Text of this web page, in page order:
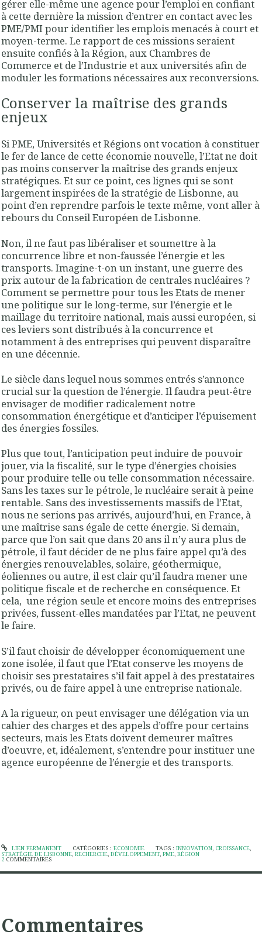
gérer elle-même une agence pour l’emploi en confiant
à cette dernière la mission d’entrer en contact avec les
PME/PMI pour identifier les emplois menacés à court et
moyen-terme. Le rapport de ces missions seraient
ensuite confiés à la Région, aux Chambres de
Commerce et de l’Industrie et aux universités afin de
moduler les formations nécessaires aux reconversions.
Conserver la maîtrise des grands
enjeux
Si PME, Universités et Régions ont vocation à constituer
le fer de lance de cette économie nouvelle, l’Etat ne doit
pas moins conserver la maîtrise des grands enjeux
stratégiques. Et sur ce point, ces lignes qui se sont
largement inspirées de la stratégie de Lisbonne, au
point d’en reprendre parfois le texte même, vont aller à
rebours du Conseil Européen de Lisbonne.
Non, il ne faut pas libéraliser et soumettre à la
concurrence libre et non-faussée l’énergie et les
transports. Imagine-t-on un instant, une guerre des
prix autour de la fabrication de centrales nucléaires ?
Comment se permettre pour tous les Etats de mener
une politique sur le long-terme, sur l’énergie et le
maillage du territoire national, mais aussi européen, si
ces leviers sont distribués à la concurrence et
notamment à des entreprises qui peuvent disparaître
en une décennie.
Le siècle dans lequel nous sommes entrés s’annonce
crucial sur la question de l’énergie. Il faudra peut-être
envisager de modifier radicalement notre
consommation énergétique et d’anticiper l’épuisement
des énergies fossiles.
Plus que tout, l’anticipation peut induire de pouvoir
jouer, via la fiscalité, sur le type d’énergies choisies
pour produire telle ou telle consommation nécessaire.
Sans les taxes sur le pétrole, le nucléaire serait à peine
rentable. Sans des investissements massifs de l’Etat,
nous ne serions pas arrivés, aujourd’hui, en France, à
une maîtrise sans égale de cette énergie. Si demain,
parce que l’on sait que dans 20 ans il n’y aura plus de
pétrole, il faut décider de ne plus faire appel qu’à des
énergies renouvelables, solaire, géothermique,
éoliennes ou autre, il est clair qu’il faudra mener une
politique fiscale et de recherche en conséquence. Et
cela, une région seule et encore moins des entreprises
privées, fussent-elles mandatées par l’Etat, ne peuvent
le faire.
S’il faut choisir de développer économiquement une
zone isolée, il faut que l’Etat conserve les moyens de
choisir ses prestataires s’il fait appel à des prestataires
privés, ou de faire appel à une entreprise nationale.
A la rigueur, on peut envisager une délégation via un
cahier des charges et des appels d’offre pour certains
secteurs, mais les Etats doivent demeurer maîtres
d’oeuvre, et, idéalement, s’entendre pour instituer une
agence européenne de l’énergie et des transports.
LIEN PERMANENT CATÉGORIES : ECONOMIE TAGS :INNOVATION CROISSANCE
STRATÉGIE DE LISBONNE RECHERCHE DÉVELOPPEMENT, PME RÉGION
2 COMMENTAIRES
Commentaires